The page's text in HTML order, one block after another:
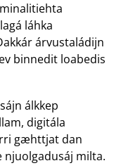
láhka
árvustaládijn
binnedit loabedis
álkkep
digitála
gæhttjat dan
njuolgadusáj milta.